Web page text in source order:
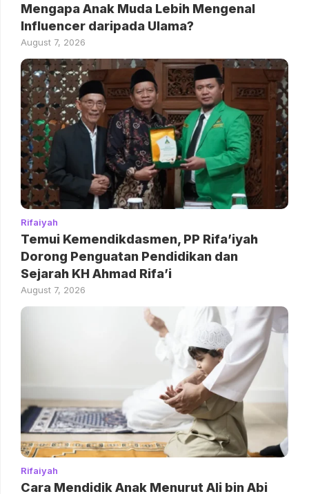
Mengapa Anak Muda Lebih Mengenal
Influencer daripada Ulama?
August 7, 2026
Rifaiyah
Temui Kemendikdasmen, PP Rifa’iyah
Dorong Penguatan Pendidikan dan
Sejarah KH Ahmad Rifa’i
August 7, 2026
Rifaiyah
Cara Mendidik Anak Menurut Ali bin Abi